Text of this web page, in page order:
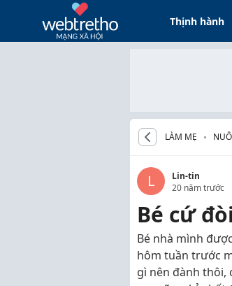
Thịnh hành
LÀM MẸ
L
Lin-tin
20 năm trước
Bé cứ
Bé nhà mình
hôm tuần trước
gì nên đành thôi,